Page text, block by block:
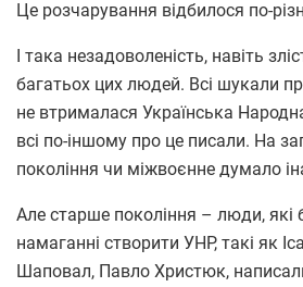
Це розчарування відбилося по-
І така незадоволеність, навіть
багатьох цих людей. Всі шукали
не втрималася Українська
всі по-іншому про це писали. На
покоління чи міжвоєнне думало
Але старше покоління – люди, які
намаганні створити УНР, такі як
Шаповал, Павло Христюк,